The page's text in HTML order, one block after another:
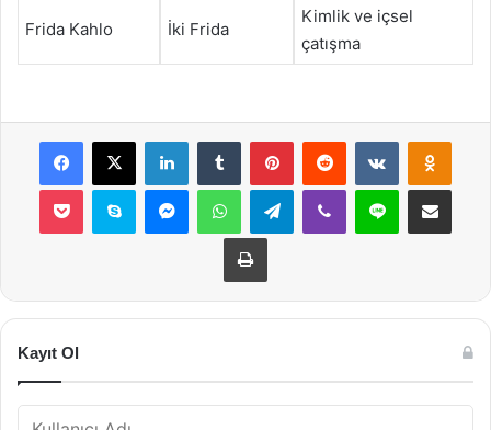
Frida Kahlo İki Frida
Kimlik ve içsel
çatışma
Facebook
X LinkedInTumblr PinterestReddit VKontakte
Pocket Skype MessengerWhatsAppTelegramViber Line E-Posta ile
Yazdır
Kayıt Ol